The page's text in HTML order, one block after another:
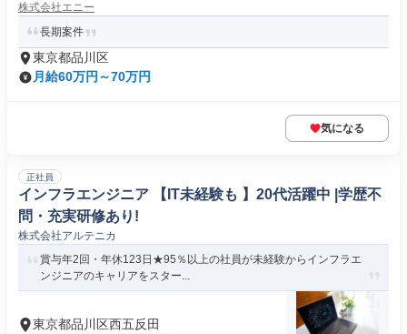
株式会社エニー
長期案件
東京都品川区
月給60万円～70万円
気になる
正社員
インフラエンジニア 【IT未経験も 】20代活躍中 |学歴不
問・充実研修あり!
株式会社アルテニカ
賞与年2回・年休123日★95％以上の社員が未経験からインフラエ
ンジニアのキャリアをスター...
東京都品川区西五反田